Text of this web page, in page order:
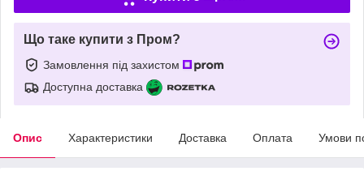
Що таке купити з Пром?
Замовлення під захистом
Доступна доставка
Опис Характеристики Доставка Оплата Умови